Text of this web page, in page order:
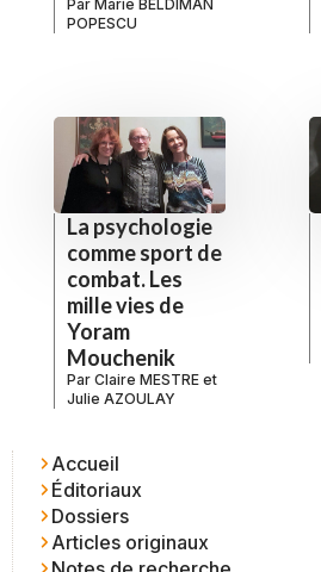
Par Marie BELDIMAN
POPESCU
La psychologie
comme sport de
combat. Les
mille vies de
Yoram
Mouchenik
Par Claire MESTRE et
Julie AZOULAY
Accueil
Éditoriaux
Dossiers
Articles originaux